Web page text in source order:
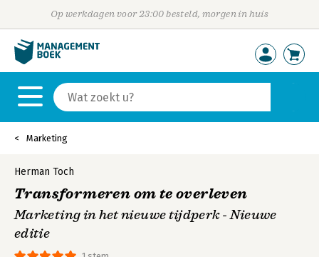
Op werkdagen voor 23:00 besteld, morgen in huis
Marketing
Herman Toch
Transformeren om te overleven
Marketing in het nieuwe tijdperk - Nieuwe
editie